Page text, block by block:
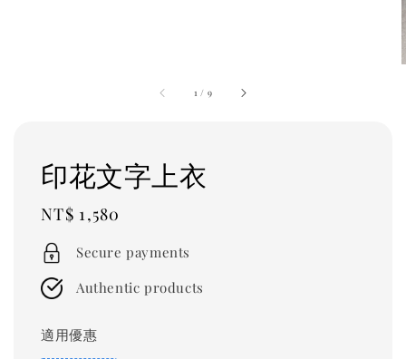
1 / 9
印花文字上衣
Regular
price
NT$ 1,580
Secure payments
Authentic products
適用優惠